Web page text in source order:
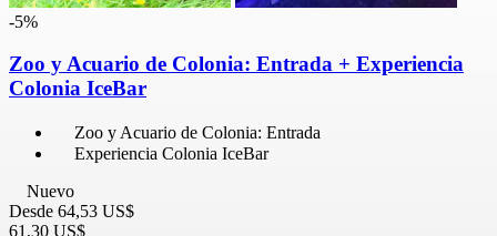
-5%
Zoo y Acuario de Colonia: Entrada + Experiencia
Colonia IceBar
Zoo y Acuario de Colonia: Entrada
Experiencia Colonia IceBar
Nuevo
Desde 64,53 US$
61,30 US$